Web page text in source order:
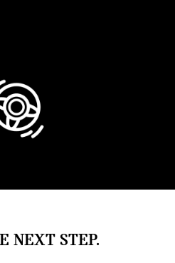
NEXT STEP.